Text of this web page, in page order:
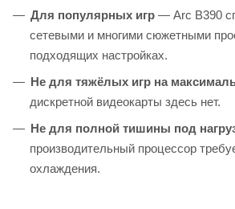
Для популярных игр — Arc B390
сетевыми и многими сюжетными
подходящих настройках.
Не для тяжёлых игр на
дискретной видеокарты здесь нет.
Не для полной тишины под
производительный процессор
охлаждения.